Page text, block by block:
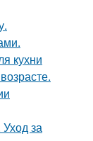
кухни
за